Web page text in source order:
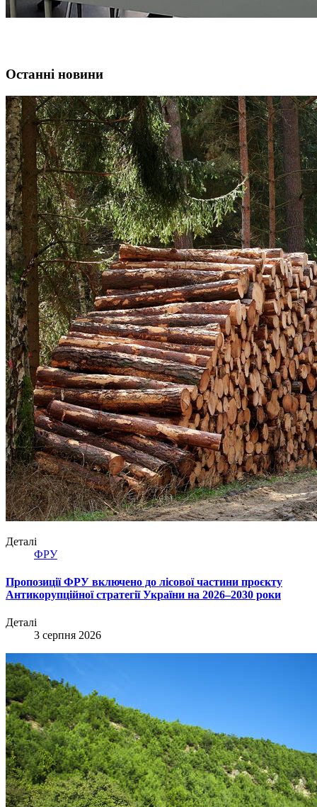
Останні новини
Деталі
ФРУ
Пропозиції ФРУ включено до лісової частини проєкту
Антикорупційної стратегії України на 2026–2030 роки
Деталі
3 серпня 2026